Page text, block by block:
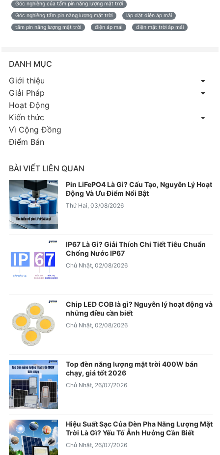
Góc nghiêng của tấm pin năng lượng mặt trời
Góc nghiêng tấm pin năng lượng mặt trời
lắp đặt điện áp mái
tấm pin năng lượng mặt trời
điện áp mái điện mặt trời áp mái
DANH MỤC
Giới thiệu
Giải Pháp
Hoạt Động
Kiến thức
Vì Cộng Đồng
Điểm Bán
BÀI VIẾT LIÊN QUAN
Pin LiFePO4 Là Gì? Cấu Tạo, Nguyên Lý Hoạt
Động Và Ưu Điểm Nổi Bật
Thứ Hai, 03/08/2026
IP67 Là Gì? Giải Thích Chi Tiết Tiêu Chuẩn
Chống Nước IP67
Chủ Nhật, 02/08/2026
Chip LED COB là gì? Nguyên lý hoạt động và
những điều cần biết
Chủ Nhật, 02/08/2026
Top đèn năng lượng mặt trời 400W bán
chạy, giá tốt 2026
Chủ Nhật, 26/07/2026
Hiệu Suất Sạc Của Đèn Pha Năng Lượng Mặt
Trời Là Gì? Yếu Tố Ảnh Hưởng Cần Biết
Chủ Nhật, 26/07/2026